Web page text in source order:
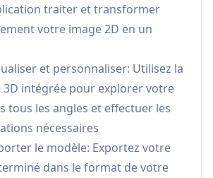
multi-format:Prend
de modèles 3D dans
pour une compatibilité avec
et applications
de création personnelle:
intégré pour la gestion et
des images 2D et des créations
traiter et transformer
votre image 2D en un
et personnaliser: Utilisez la
3D intégrée pour explorer votre
tous les angles et effectuer les
nécessaires
le modèle: Exportez votre
dans le format de votre